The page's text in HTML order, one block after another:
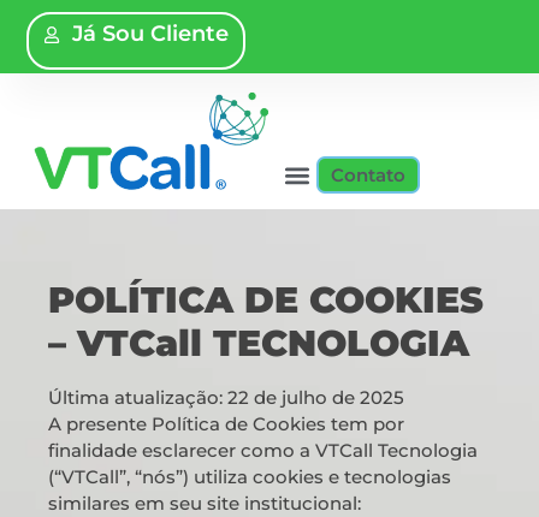
Já Sou Cliente
Contato
POLÍTICA DE COOKIES
– VTCall TECNOLOGIA
Última atualização: 22 de julho de 2025
A presente Política de Cookies tem por
finalidade esclarecer como a VTCall Tecnologia
(“VTCall”, “nós”) utiliza cookies e tecnologias
similares em seu site institucional: